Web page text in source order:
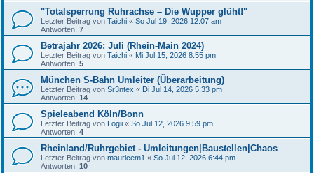
"Totalsperrung Ruhrachse – Die Wupper glüht!"
Letzter Beitrag von Taichi « So Jul 19, 2026 12:07 am
Antworten: 7
Betrajahr 2026: Juli (Rhein-Main 2024)
Letzter Beitrag von Taichi « Mi Jul 15, 2026 8:55 pm
Antworten: 5
München S-Bahn Umleiter (Überarbeitung)
Letzter Beitrag von Sr3ntex « Di Jul 14, 2026 5:33 pm
Antworten: 14
Spieleabend Köln/Bonn
Letzter Beitrag von Logii « So Jul 12, 2026 9:59 pm
Antworten: 4
Rheinland/Ruhrgebiet - Umleitungen|Baustellen|Chaos
Letzter Beitrag von mauricem1 « So Jul 12, 2026 6:44 pm
Antworten: 10